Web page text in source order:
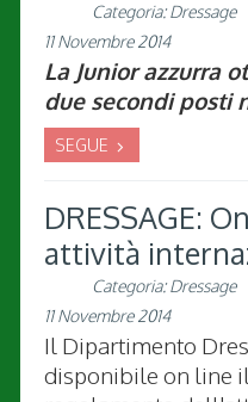
Categoria:Dressage
11 Novembre 2014
La Junior azzurra
due secondi posti
SEGUE
DRESSAGE:
attività
Categoria:Dressage
11 Novembre 2014
Il Dipartimento
disponibile on line